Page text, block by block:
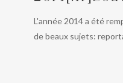
L'année 2014 a été
de beaux sujets: